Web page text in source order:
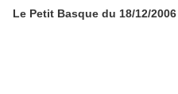
Le Petit Basque du 18/12/2006